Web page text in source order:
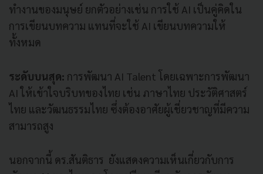
ทำงานของมนุษย์ ยกตัวอย่างเช่น การใช้ AI เป็นคู่คิดใน
การเขียนบทความ แทนที่จะใช้ AI เขียนบทความให้
ทั้งหมด
ระดับบนสุด: การพัฒนา AI Talent โดยเฉพาะการพัฒนา
AI ให้เข้าใจบริบทของไทย เช่น ภาษาไทย ประวัติศาสตร์
ไทย และวัฒนธรรมไทย ซึ่งต้องอาศัยผู้เชี่ยวชาญที่มีความ
สามารถสูง
นอกจากนี้ ดร.สันติธาร ยังแสดงความเห็นเกี่ยวกับการ